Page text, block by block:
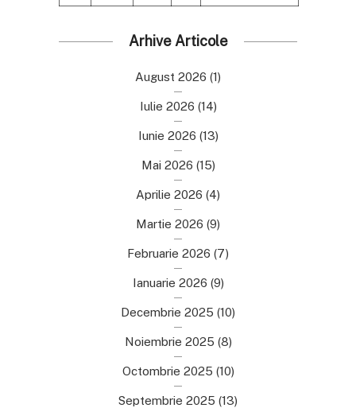
Arhive Articole
August 2026 (1)
Iulie 2026 (14)
Iunie 2026 (13)
Mai 2026 (15)
Aprilie 2026 (4)
Martie 2026 (9)
Februarie 2026 (7)
Ianuarie 2026 (9)
Decembrie 2025 (10)
Noiembrie 2025 (8)
Octombrie 2025 (10)
Septembrie 2025 (13)